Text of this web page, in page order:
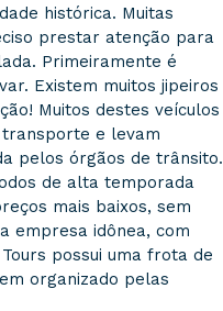
histórica. Muitas
prestar atenção para
Primeiramente é
Existem muitos jipeiros
Muitos destes veículos
e levam
pelos órgãos de trânsito.
de alta temporada
mais baixos, sem
empresa idônea, com
possui uma frota de
organizado pelas